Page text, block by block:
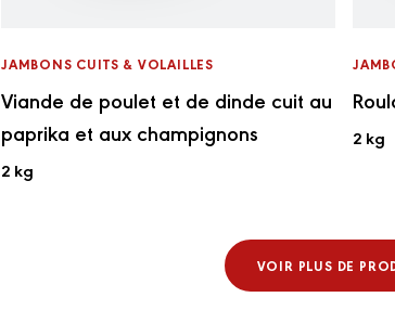
JAMBONS CUITS & VOLAILLES
Viande de poulet et de dinde cuit au
paprika et aux champignons
2 kg
2 kg
VOIR PLUS DE